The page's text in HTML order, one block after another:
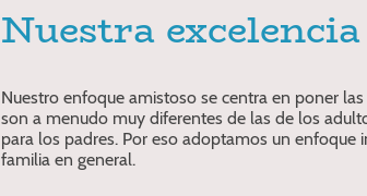
Nuestra excelencia
Nuestro enfoque amistoso se centra en poner
son a menudo muy diferentes de las de los
para los padres. Por eso adoptamos un enfoque
familia en general.